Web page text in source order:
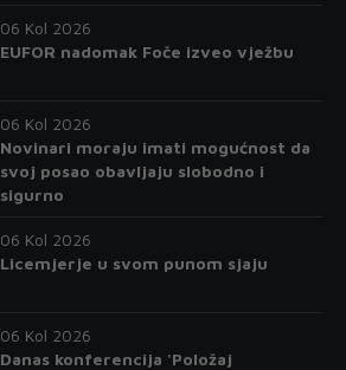
06 Kol 2026
EUFOR nadomak Foče izveo vježbu
06 Kol 2026
Novinari moraju imati mogućnost da
svoj posao obavljaju slobodno i
sigurno
06 Kol 2026
Licemjerje u svom punom sjaju
06 Kol 2026
Danas konferencija 'Položaj